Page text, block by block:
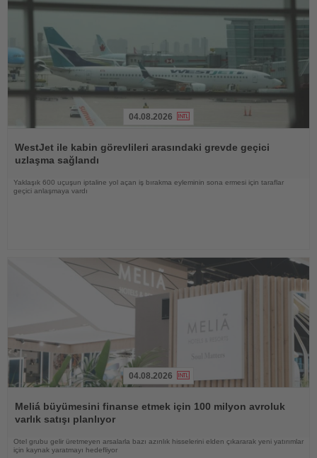
Oku
04.08.2026
WestJet ile kabin görevlileri arasındaki grevde geçici
uzlaşma sağlandı
Yaklaşık 600 uçuşun iptaline yol açan iş bırakma eyleminin sona ermesi için taraflar
geçici anlaşmaya vardı
Oku
04.08.2026
Meliá büyümesini finanse etmek için 100 milyon avroluk
varlık satışı planlıyor
Otel grubu gelir üretmeyen arsalarla bazı azınlık hisselerini elden çıkararak yeni yatırımlar
için kaynak yaratmayı hedefliyor